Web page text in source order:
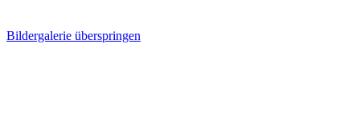
Bildergalerie überspringen